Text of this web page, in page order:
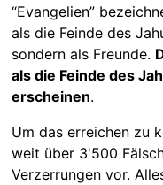
“Evangelien”
als die Feinde des
sondern als Freunde.
als die Feinde des
erscheinen.
Um das erreichen zu
weit über 3'500
Verzerrungen vor.